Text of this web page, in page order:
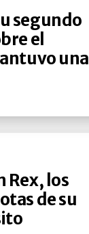
segundo
el
una
Rex, los
de su